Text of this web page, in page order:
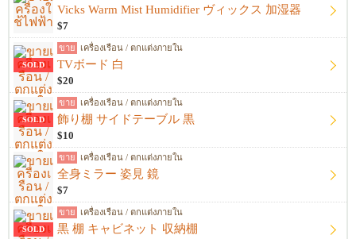
Vicks Warm Mist Humidifier ヴィックス 加湿器
$7
SOLD
ขาย เครื่องเรือน / ตกแต่งภายใน
TVボード 白
$20
SOLD
ขาย เครื่องเรือน / ตกแต่งภายใน
飾り棚 サイドテーブル 黒
$10
ขาย เครื่องเรือน / ตกแต่งภายใน
全身ミラー 姿見 鏡
$7
SOLD
ขาย เครื่องเรือน / ตกแต่งภายใน
黒 棚 キャビネット 収納棚